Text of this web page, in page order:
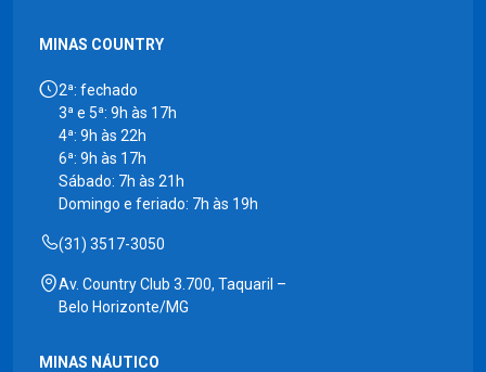
MINAS COUNTRY
2ª: fechado
3ª e 5ª: 9h às 17h
4ª: 9h às 22h
6ª: 9h às 17h
Sábado: 7h às 21h
Domingo e feriado: 7h às 19h
(31) 3517-3050
Av. Country Club 3.700, Taquaril –
Belo Horizonte/MG
MINAS NÁUTICO